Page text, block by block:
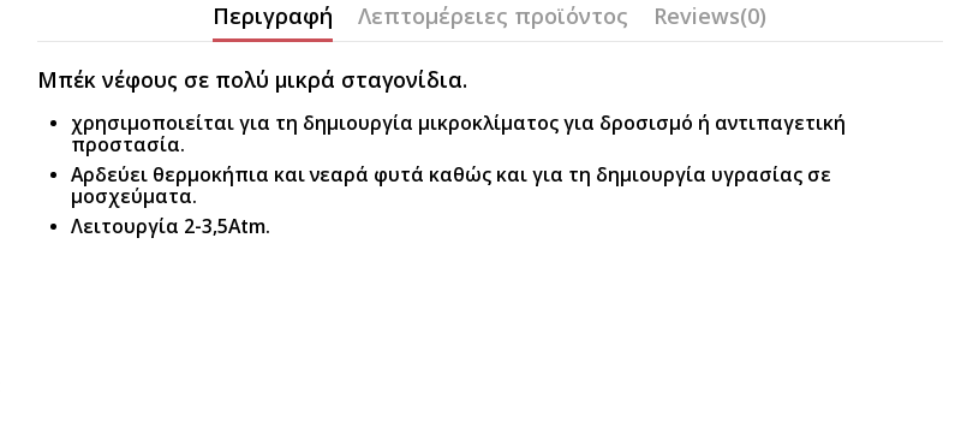
Περιγραφή Λεπτομέρειες προϊόντος Reviews(0)
Μπέκ νέφους σε πολύ μικρά σταγονίδια.
χρησιμοποιείται για τη δημιουργία μικροκλίματος για δροσισμό ή αντιπαγετική
προστασία.
Αρδεύει θερμοκήπια και νεαρά φυτά καθώς και για τη δημιουργία υγρασίας σε
μοσχεύματα.
Λειτουργία 2-3,5Atm.